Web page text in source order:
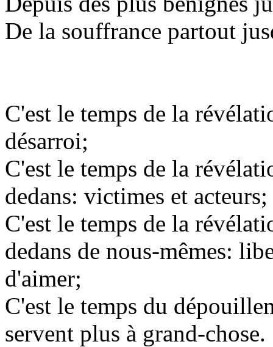
De la souffrance partout
C'est le temps de la
désarroi;
C'est le temps de la
dedans: victimes et acteurs;
C'est le temps de la
dedans de nous-mêmes:
d'aimer;
C'est le temps du
servent plus à grand-chose.